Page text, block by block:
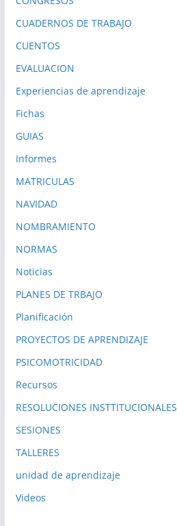
CUADERNOS DE TRABAJO
CUENTOS
EVALUACION
Experiencias de aprendizaje
Fichas
GUIAS
Informes
MATRICULAS
NAVIDAD
NOMBRAMIENTO
NORMAS
Noticias
PLANES DE TRBAJO
Planificación
PROYECTOS DE APRENDIZAJE
PSICOMOTRICIDAD
Recursos
RESOLUCIONES INSTTITUCIONALES
SESIONES
TALLERES
unidad de aprendizaje
Videos